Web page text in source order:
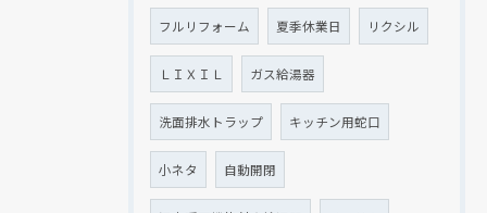
フルリフォーム 夏季休業日 リクシル
ＬＩＸＩＬ ガス給湯器
洗面排水トラップ キッチン用蛇口
小ネタ 自動開閉